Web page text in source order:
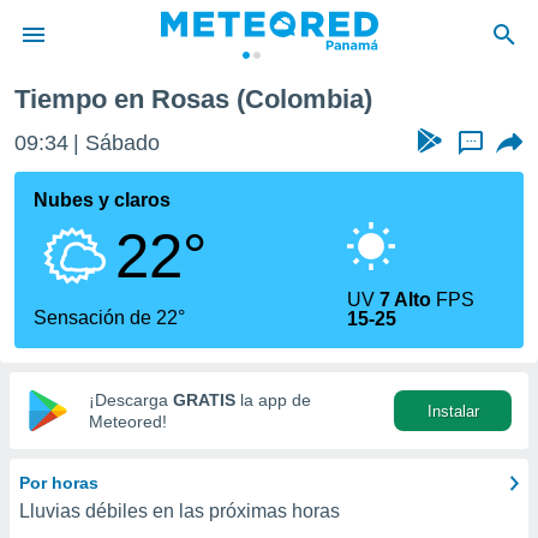
de
ha
calidad.
a este
las
y
digital
basada
Tiempo en Rosas (Colombia)
09:34 Sábado ...
Nubes y claros
22°
Sensación de 22°
UV7 Alto FPS
15-25
¡Descarga GRATIS la app de
Meteored!
Instalar
Por horas
Lluvias débiles en las próximas horas